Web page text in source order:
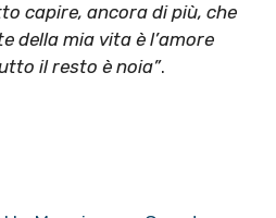
capire, ancora di più, che
della mia vita è l’amore
il resto è noia”.